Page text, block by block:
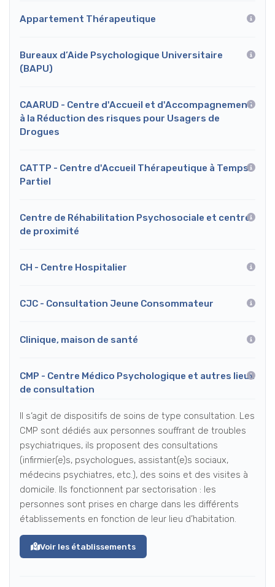
Appartement Thérapeutique
Bureaux d’Aide Psychologique Universitaire
(BAPU)
CAARUD - Centre d'Accueil et d'Accompagnement
à la Réduction des risques pour Usagers de
Drogues
CATTP - Centre d'Accueil Thérapeutique à Temps
Partiel
Centre de Réhabilitation Psychosociale et centre
de proximité
CH - Centre Hospitalier
CJC - Consultation Jeune Consommateur
Clinique, maison de santé
CMP - Centre Médico Psychologique et autres lieux
de consultation
Il s‘agit de dispositifs de soins de type consultation. Les
CMP sont dédiés aux personnes souffrant de troubles
psychiatriques, ils proposent des consultations
(infirmier(e)s, psychologues, assistant(e)s sociaux,
médecins psychiatres, etc.), des soins et des visites à
domicile. Ils fonctionnent par sectorisation : les
personnes sont prises en charge dans les différents
établissements en fonction de leur lieu d’habitation.
Voir les établissements